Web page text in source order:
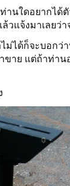
านใดอยากได้
วแจ้งมาเลยว่
ม่ได้ก็จะบอกว่
ขาย แต่ถ้าท่าน